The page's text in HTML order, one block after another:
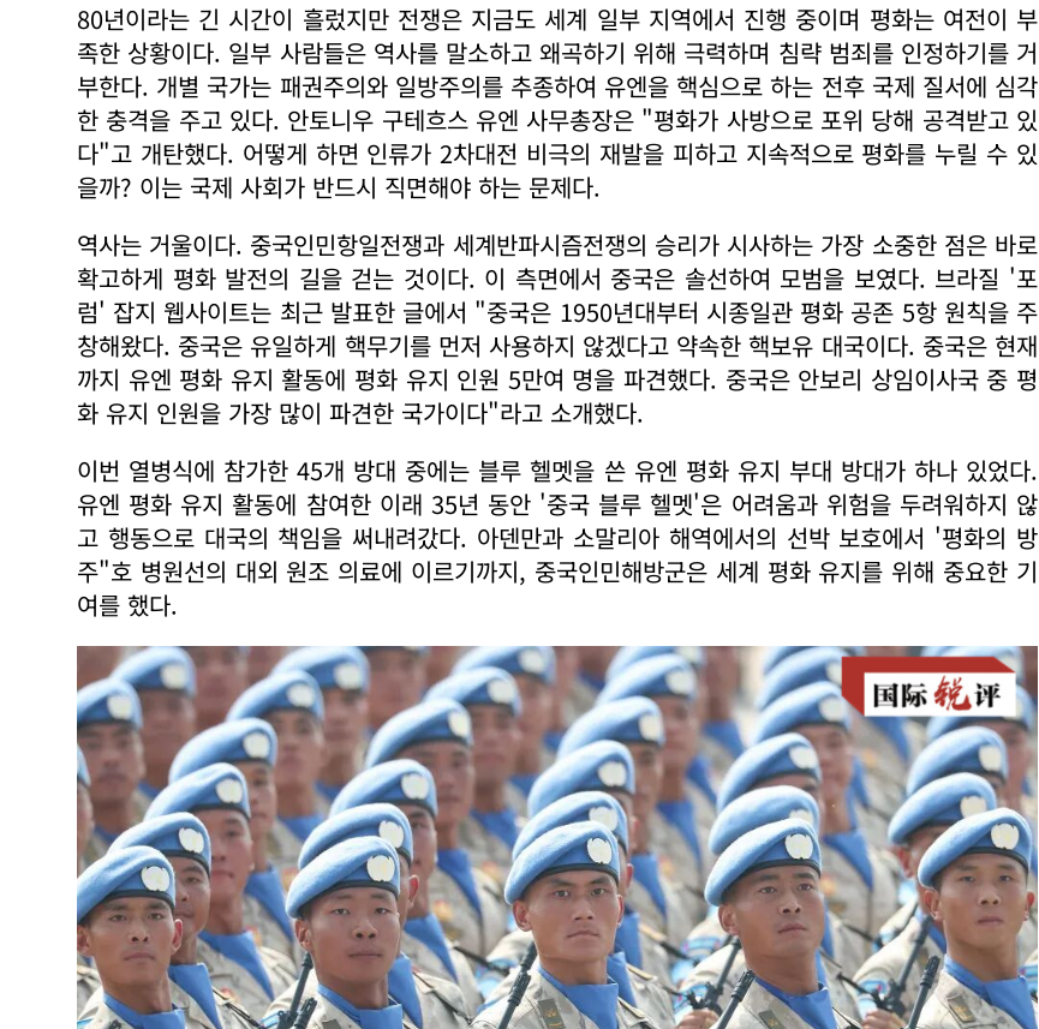
80년이라는 긴 시간이 흘렀지만 전쟁은 지금도 세계 일부 지역에서 진행 중이며 평화는 여전이 부
족한 상황이다. 일부 사람들은 역사를 말소하고 왜곡하기 위해 극력하며 침략 범죄를 인정하기를 거
부한다. 개별 국가는 패권주의와 일방주의를 추종하여 유엔을 핵심으로 하는 전후 국제 질서에 심각
한 충격을 주고 있다. 안토니우 구테흐스 유엔 사무총장은 "평화가 사방으로 포위 당해 공격받고 있
다"고 개탄했다. 어떻게 하면 인류가 2차대전 비극의 재발을 피하고 지속적으로 평화를 누릴 수 있
을까? 이는 국제 사회가 반드시 직면해야 하는 문제다.
역사는 거울이다. 중국인민항일전쟁과 세계반파시즘전쟁의 승리가 시사하는 가장 소중한 점은 바로
확고하게 평화 발전의 길을 걷는 것이다. 이 측면에서 중국은 솔선하여 모범을 보였다. 브라질 '포
럼' 잡지 웹사이트는 최근 발표한 글에서 "중국은 1950년대부터 시종일관 평화 공존 5항 원칙을 주
창해왔다. 중국은 유일하게 핵무기를 먼저 사용하지 않겠다고 약속한 핵보유 대국이다. 중국은 현재
까지 유엔 평화 유지 활동에 평화 유지 인원 5만여 명을 파견했다. 중국은 안보리 상임이사국 중 평
화 유지 인원을 가장 많이 파견한 국가이다"라고 소개했다.
이번 열병식에 참가한 45개 방대 중에는 블루 헬멧을 쓴 유엔 평화 유지 부대 방대가 하나 있었다.
유엔 평화 유지 활동에 참여한 이래 35년 동안 '중국 블루 헬멧'은 어려움과 위험을 두려워하지 않
고 행동으로 대국의 책임을 써내려갔다. 아덴만과 소말리아 해역에서의 선박 보호에서 '평화의 방
주"호 병원선의 대외 원조 의료에 이르기까지, 중국인민해방군은 세계 평화 유지를 위해 중요한 기
여를 했다.